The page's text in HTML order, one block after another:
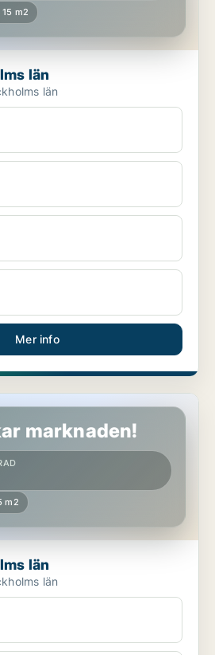
15 m2
län
län
Mer info
marknaden!
m2
län
län